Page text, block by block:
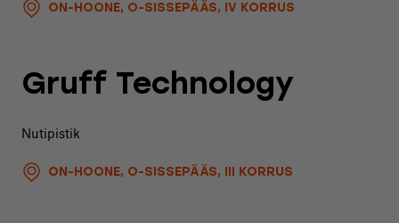
ON-HOONE, O-SISSEPÄÄS, IV KORRUS
Gruff Technology
Nutipistik
ON-HOONE, O-SISSEPÄÄS, III KORRUS